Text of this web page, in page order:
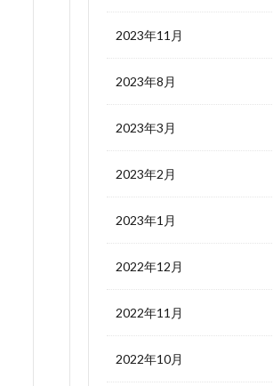
2023年11月
2023年8月
2023年3月
2023年2月
2023年1月
2022年12月
2022年11月
2022年10月